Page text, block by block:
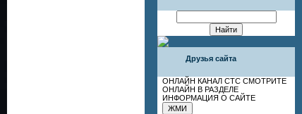
Друзья сайта
ОНЛАЙН КАНАЛ СТС СМОТРИТЕ
ОНЛАЙН В РАЗДЕЛЕ
ИНФОРМАЦИЯ О САЙТЕ